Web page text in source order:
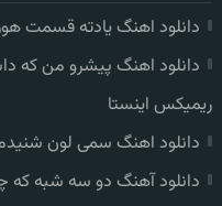
دانلود اهنگ یادته قسمت
دانلود اهنگ پیشرو من که
ریمیکس اینستا
دانلود اهنگ سمی لون
دانلود آهنگ دو سه شبه